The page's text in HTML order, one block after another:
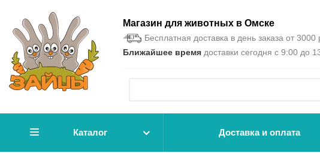
Магазин для животных в Омске
Бесплатная доставка в день заказа от 3000
Ближайшее время доставки сегодня с 9:00 до
Каталог Доставка и оплата